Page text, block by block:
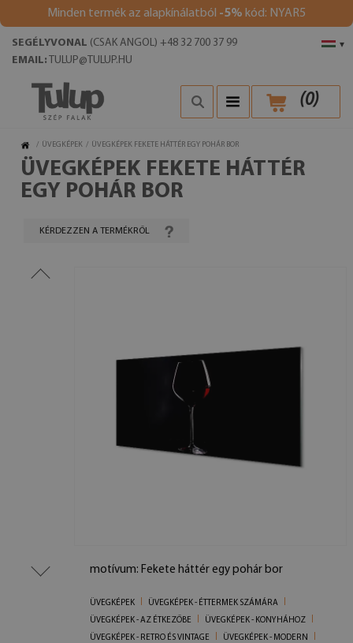
Minden termék az alapkínálatból -5% kód: NYAR5
▾
SEGÉLYVONAL (CSAK ANGOL) +48 32 700 37 99
EMAIL: TULUP@TULUP.HU
(0)
/ ÜVEGKÉPEK / ÜVEGKÉPEK FEKETE HÁTTÉR EGY POHÁR BOR
ÜVEGKÉPEK FEKETE HÁTTÉR
EGY POHÁR BOR
KÉRDEZZEN A TERMÉKRŐL
motívum: Fekete háttér egy pohár bor
ÜVEGKÉPEK
ÜVEGKÉPEK - ÉTTERMEK SZÁMÁRA
ÜVEGKÉPEK - AZ ÉTKEZŐBE
ÜVEGKÉPEK - KONYHÁHOZ
ÜVEGKÉPEK - RETRO ÉS VINTAGE
ÜVEGKÉPEK - MODERN